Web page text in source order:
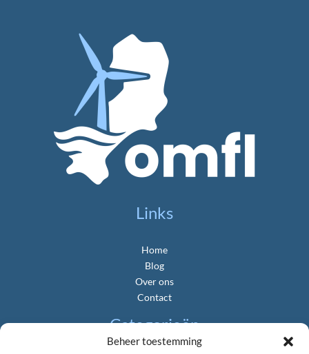
Beheer toestemming
Links
Home
Blog
Over ons
Contact
Categorieën